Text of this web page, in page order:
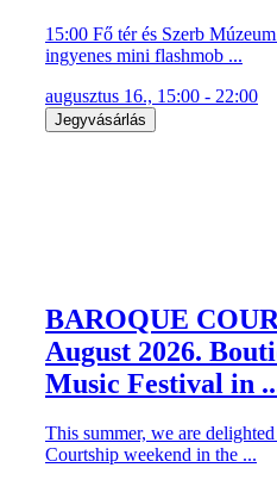
15:00 Fő tér és Szerb
ingyenes mini flashmob ...
augusztus 16., 15:00 - 22:00
Jegyvásárlás
BAROQUE
August 2026.
Music Festival in
This summer, we are
Courtship weekend in the ...